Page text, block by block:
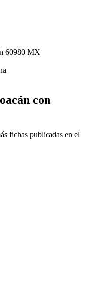
60980 MX
con
fichas publicadas en el